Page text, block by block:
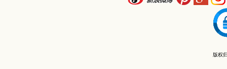
版权